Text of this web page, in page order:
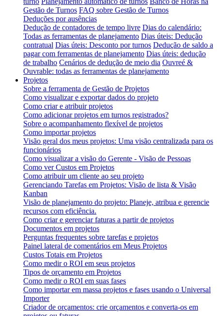
Gestão de Turnos FAQ sobre Gestão de Turnos
Deduções por ausências
Dedução de contadores de tempo livre Dias do calendário:
Todas as ferramentas de planejamento Dias úteis: Dedução
contratual Dias úteis: Desconto por turnos Dedução de saldo a
pagar com ferramentas de planejamento Dias úteis: dedução
de trabalho Cenários de dedução de meio dia Ouvreé &
Ouvrable: todas as ferramentas de planejamento
Projetos
Sobre a ferramenta de Gestão de Projetos
Como visualizar e exportar dados do projeto
Como criar e atribuir projetos
Como adicionar projetos em turnos registrados?
Sobre o acompanhamento flexível de projetos
Como importar projetos
Visão geral dos meus projetos: Uma visão centralizada para os
funcionários
Como visualizar a visão do Gerente - Visão de Pessoas
Como ver Custos em Projetos
Como atribuir um cliente ao seu projeto
Gerenciando Tarefas em Projetos: Visão de lista & Visão
Kanban
Visão de planejamento do projeto: Planeje, atribua e gerencie
recursos com eficiência.
Como criar e gerenciar faturas a partir de projetos
Documentos em projetos
Perguntas frequentes sobre tarefas e projetos
Painel lateral de comentários em Meus Projetos
Custos Totais em Projetos
Como medir o ROI em seus projetos
Tipos de orçamento em Projetos
Como medir o ROI em suas fases
Como importar em massa projetos e fases usando o Universal
Importer
Criador de orçamentos: crie orçamentos e converta-os em